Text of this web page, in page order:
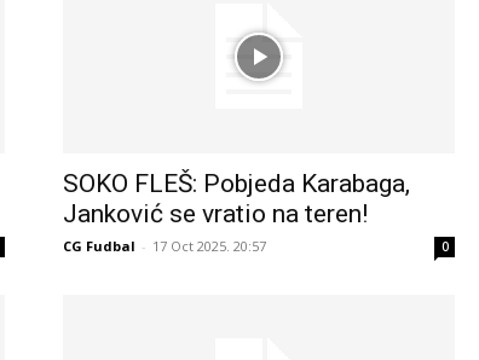
SOKO FLEŠ: Pobjeda Karabaga,
Janković se vratio na teren!
CG Fudbal - 17 Oct 2025. 20:57 0